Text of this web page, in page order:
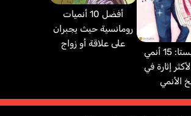
أنمي فيستا: 15 أنمي
إثارة في
الأنمي
أفضل 10 أنميات
رومانسية حيث يجبران
على علاقة أو زواج